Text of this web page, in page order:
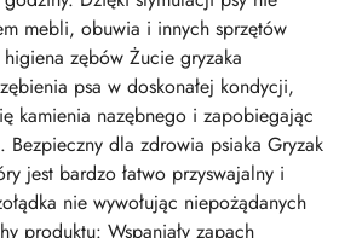
mebli, obuwia i innych sprzętów
zębów Żucie gryzaka
psa w doskonałej kondycji,
kamienia nazębnego i zapobiegając
Bezpieczny dla zdrowia psiaka Gryzak
jest bardzo łatwo przyswajalny i
nie wywołując niepożądanych
produktu: Wspaniały zapach